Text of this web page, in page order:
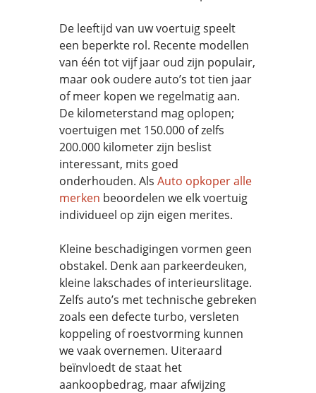
De leeftijd van uw voertuig speelt
een beperkte rol. Recente modellen
van één tot vijf jaar oud zijn populair,
maar ook oudere auto’s tot tien jaar
of meer kopen we regelmatig aan.
De kilometerstand mag oplopen;
voertuigen met 150.000 of zelfs
200.000 kilometer zijn beslist
interessant, mits goed
onderhouden. Als Auto opkoper alle
merken beoordelen we elk voertuig
individueel op zijn eigen merites.
Kleine beschadigingen vormen geen
obstakel. Denk aan parkeerdeuken,
kleine lakschades of interieurslitage.
Zelfs auto’s met technische gebreken
zoals een defecte turbo, versleten
koppeling of roestvorming kunnen
we vaak overnemen. Uiteraard
beïnvloedt de staat het
aankoopbedrag, maar afwijzing